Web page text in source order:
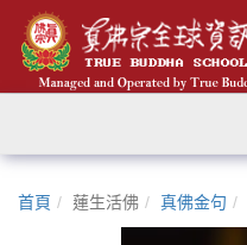
首頁 蓮生活佛 真佛金句